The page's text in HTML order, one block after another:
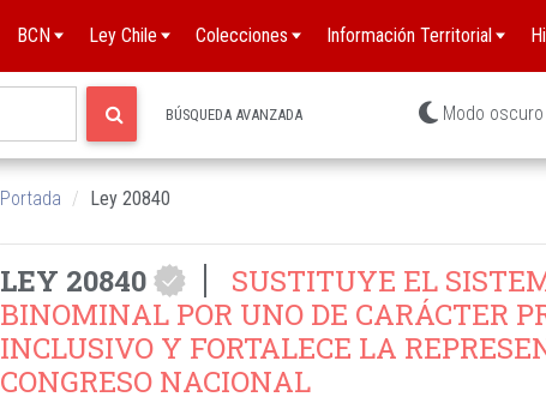
BCN Ley Chile Colecciones Información Territorial
BÚSQUEDA AVANZADA Modo oscuro
Portada Ley 20840
LEY 20840
SUSTITUYE EL
BINOMINAL POR UNO DE CARÁCTER
INCLUSIVO Y FORTALECE LA
CONGRESO NACIONAL